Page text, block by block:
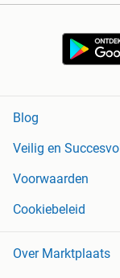
Blog
Veilig en
Voorwaarden
Cookiebeleid
Over Marktplaats